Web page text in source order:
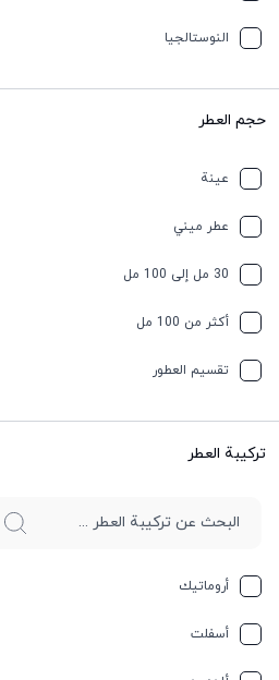
النوستالجيا
حجم العطر
عينة
عطر ميني
30 مل إلى 100 مل
أكثر من 100 مل
تقسیم العطور
ترکیبة العطر
أروماتيك
أسفلت